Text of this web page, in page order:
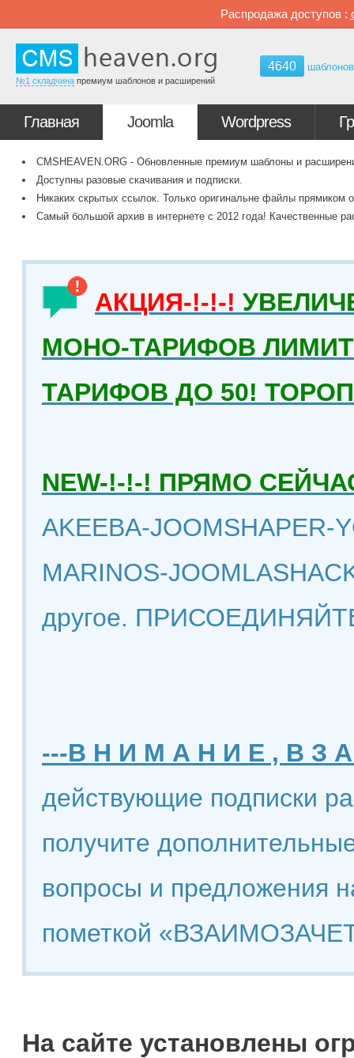
Распродажа доступов :
№1 складчина премиум шаблонов и расширений
4640 шаблонов
Главная Joomla Wordpress
CMSHEAVEN.ORG - Обновленные премиум шаблоны и
Доступны разовые скачивания и подписки.
Никаких скрытых ссылок. Только оригинальне файлы прямиком
Самый большой архив в интернете с 2012 года! Качественные
АКЦИЯ-!-!-!
МОНО-ТАРИФОВ
ТАРИФОВ ДО 50!
NEW-!-!-! ПРЯМО
AKEEBA-JOOMSHAPER-
MARINOS-
другое.
---В Н И М А Н И Е , В З
действующие подписки
получите
вопросы и предложения
пометкой
На сайте установлены